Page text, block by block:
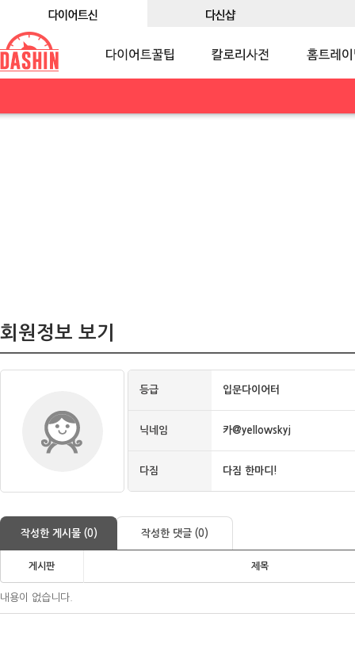
회원정보 보기
등급 입문다이어터
닉네임 카@yellowskyj
다짐 다짐 한마디!
작성한 게시물 (0) 작성한 댓글 (0)
게시판 제목
내용이 없습니다.